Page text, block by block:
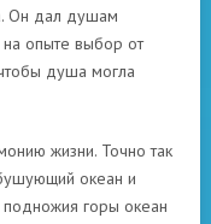
Он дал душам
опыте выбор от
душа могла
жизни. Точно так
океан и
горы океан